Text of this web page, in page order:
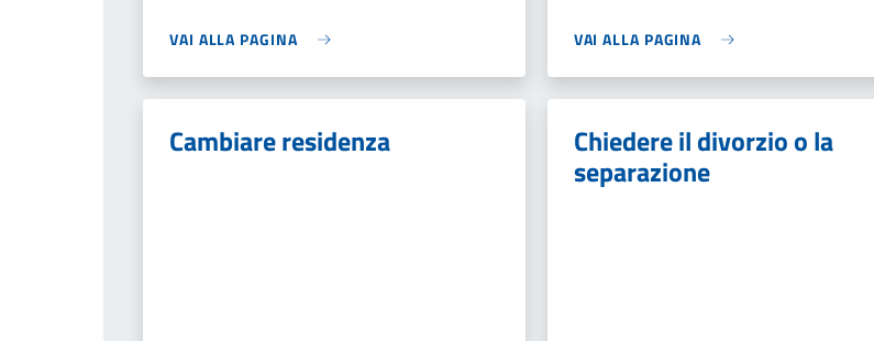
VAI ALLA PAGINA VAI ALLA PAGINA
Cambiare residenza Chiedere il divorzio o la
separazione